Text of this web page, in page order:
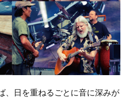
、日を重ねるごとに音に深みが